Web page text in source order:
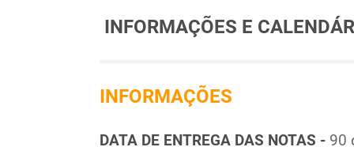
Gabinete de Segurança
INFORMAÇÕES E
INFORMAÇÕES
DATA DE ENTREGA DAS NOTAS -90